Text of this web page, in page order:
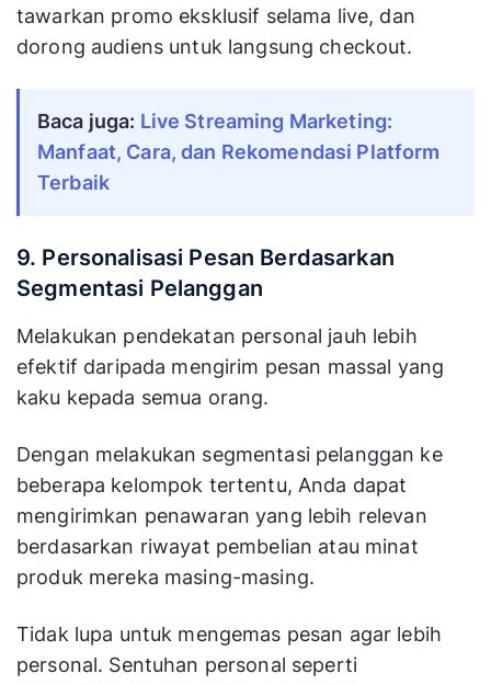
tawarkan promo eksklusif selama live, dan
dorong audiens untuk langsung checkout.
Baca juga: Live Streaming Marketing:
Manfaat, Cara, dan Rekomendasi Platform
Terbaik
9. Personalisasi Pesan Berdasarkan
Segmentasi Pelanggan
Melakukan pendekatan personal jauh lebih
efektif daripada mengirim pesan massal yang
kaku kepada semua orang.
Dengan melakukan segmentasi pelanggan ke
beberapa kelompok tertentu, Anda dapat
mengirimkan penawaran yang lebih relevan
berdasarkan riwayat pembelian atau minat
produk mereka masing-masing.
Tidak lupa untuk mengemas pesan agar lebih
personal. Sentuhan personal seperti